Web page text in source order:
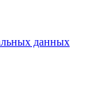
данных